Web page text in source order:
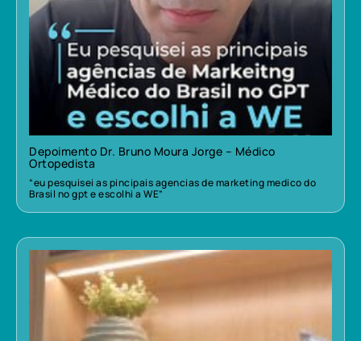
Depoimento Dr. Bruno Moura Jorge – Médico
Ortopedista
“eu pesquisei as pincipais agencias de marketing medico do
Brasil no gpt e escolhi a WE”